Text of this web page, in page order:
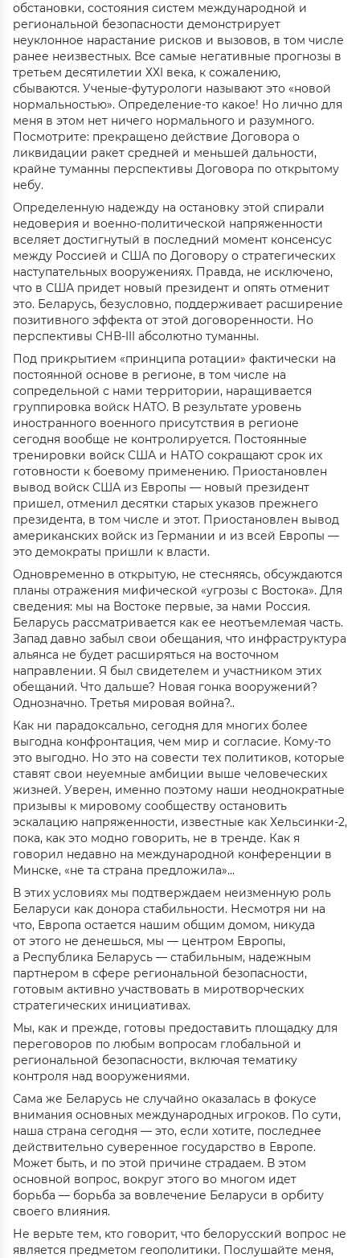
обстановки, состояния систем международной и
региональной безопасности демонстрирует
неуклонное нарастание рисков и вызовов, в том числе
ранее неизвестных. Все самые негативные прогнозы в
третьем десятилетии ХХI века, к сожалению,
сбываются. Ученые-футурологи называют это «новой
нормальностью». Определение-то какое! Но лично для
меня в этом нет ничего нормального и разумного.
Посмотрите: прекращено действие Договора о
ликвидации ракет средней и меньшей дальности,
крайне туманны перспективы Договора по открытому
небу.
Определенную надежду на остановку этой спирали
недоверия и военно-политической напряженности
вселяет достигнутый в последний момент консенсус
между Россией и США по Договору о стратегических
наступательных вооружениях. Правда, не исключено,
что в США придет новый президент и опять отменит
это. Беларусь, безусловно, поддерживает расширение
позитивного эффекта от этой договоренности. Но
перспективы СНВ-III абсолютно туманны.
Под прикрытием «принципа ротации» фактически на
постоянной основе в регионе, в том числе на
сопредельной с нами территории, наращивается
группировка войск НАТО. В результате уровень
иностранного военного присутствия в регионе
сегодня вообще не контролируется. Постоянные
тренировки войск США и НАТО сокращают срок их
готовности к боевому применению. Приостановлен
вывод войск США из Европы — новый президент
пришел, отменил десятки старых указов прежнего
президента, в том числе и этот. Приостановлен вывод
американских войск из Германии и из всей Европы —
это демократы пришли к власти.
Одновременно в открытую, не стесняясь, обсуждаются
планы отражения мифической «угрозы с Востока». Для
сведения: мы на Востоке первые, за нами Россия.
Беларусь рассматривается как ее неотъемлемая часть.
Запад давно забыл свои обещания, что инфраструктура
альянса не будет расширяться на восточном
направлении. Я был свидетелем и участником этих
обещаний. Что дальше? Новая гонка вооружений?
Однозначно. Третья мировая война?..
Как ни парадоксально, сегодня для многих более
выгодна конфронтация, чем мир и согласие. Кому-то
это выгодно. Но это на совести тех политиков, которые
ставят свои неуемные амбиции выше человеческих
жизней. Уверен, именно поэтому наши неоднократные
призывы к мировому сообществу остановить
эскалацию напряженности, известные как Хельсинки-2,
пока, как это модно говорить, не в тренде. Как я
говорил недавно на международной конференции в
Минске, «не та страна предложила»…
В этих условиях мы подтверждаем неизменную роль
Беларуси как донора стабильности. Несмотря ни на
что, Европа остается нашим общим домом, никуда
от этого не денешься, мы — центром Европы,
а Республика Беларусь — стабильным, надежным
партнером в сфере региональной безопасности,
готовым активно участвовать в миротворческих
стратегических инициативах.
Мы, как и прежде, готовы предоставить площадку для
переговоров по любым вопросам глобальной и
региональной безопасности, включая тематику
контроля над вооружениями.
Сама же Беларусь не случайно оказалась в фокусе
внимания основных международных игроков. По сути,
наша страна сегодня — это, если хотите, последнее
действительно суверенное государство в Европе.
Может быть, и по этой причине страдаем. В этом
основной вопрос, вокруг этого во многом идет
борьба — борьба за вовлечение Беларуси в орбиту
своего влияния.
Не верьте тем, кто говорит, что белорусский вопрос не
является предметом геополитики. Послушайте меня,